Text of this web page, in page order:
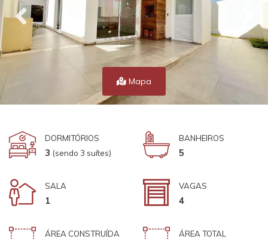
Mapa
DORMITÓRIOS
3 (sendo 3 suítes)
BANHEIROS
5
SALA
1
VAGAS
4
ÁREA CONSTRUÍDA ÁREA TOTAL